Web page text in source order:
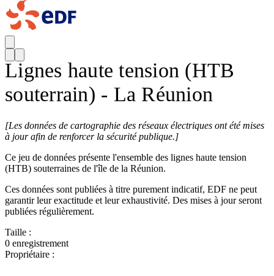
Lignes haute tension (HTB
souterrain) - La Réunion
[Les données de cartographie des réseaux électriques ont été mises
à jour afin de renforcer la sécurité publique.]
Ce jeu de données présente l'ensemble des lignes haute tension
(HTB) souterraines de l'île de la Réunion.
Ces données sont publiées à titre purement indicatif, EDF ne peut
garantir leur exactitude et leur exhaustivité. Des mises à jour seront
publiées régulièrement.
Taille :
0 enregistrement
Propriétaire :